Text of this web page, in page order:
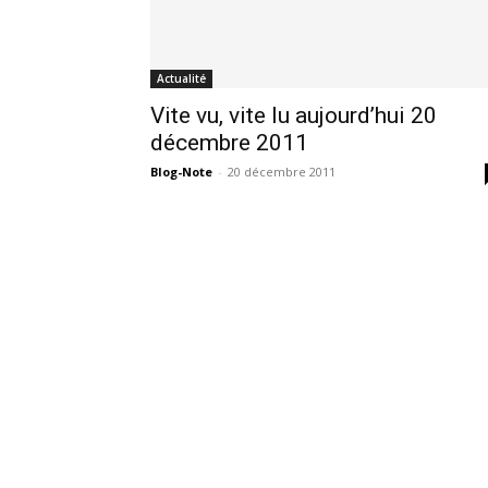
Actualité
Vite vu, vite lu aujourd’hui 20
décembre 2011
Blog-Note - 20 décembre 2011